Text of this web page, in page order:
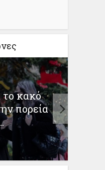
το κακό
πορεία